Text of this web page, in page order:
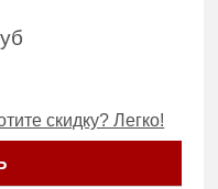
скидку? Легко!